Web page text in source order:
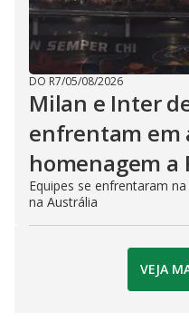
DO R7/05/08/2026
Milan e Inter
enfrentam em
homenagem a
Equipes se enfrentaram
na Austrália
VEJA